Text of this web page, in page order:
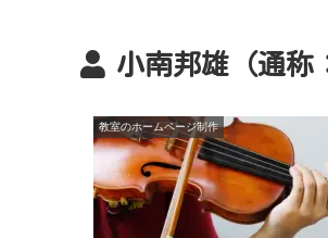
小南邦雄（通称
教室のホームページ制作